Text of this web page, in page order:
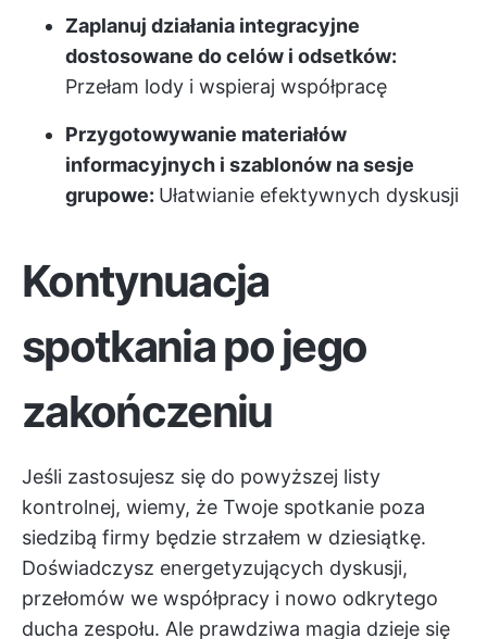
Zaplanuj działania integracyjne
dostosowane do celów i odsetków:
Przełam lody i wspieraj współpracę
Przygotowywanie materiałów
informacyjnych i szablonów na sesje
grupowe: Ułatwianie efektywnych dyskusji
Kontynuacja
spotkania po jego
zakończeniu
Jeśli zastosujesz się do powyższej listy
kontrolnej, wiemy, że Twoje spotkanie poza
siedzibą firmy będzie strzałem w dziesiątkę.
Doświadczysz energetyzujących dyskusji,
przełomów we współpracy i nowo odkrytego
ducha zespołu. Ale prawdziwa magia dzieje się